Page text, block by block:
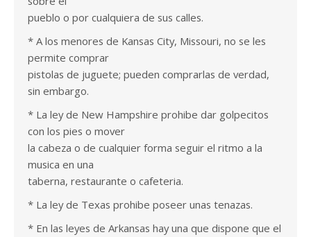
pueblo o por cualquiera de sus calles.
* A los menores de Kansas City, Missouri, no se les
permite comprar
pistolas de juguete; pueden comprarlas de verdad,
sin embargo.
* La ley de New Hampshire prohibe dar golpecitos
con los pies o mover
la cabeza o de cualquier forma seguir el ritmo a la
musica en una
taberna, restaurante o cafeteria.
* La ley de Texas prohibe poseer unas tenazas.
* En las leyes de Arkansas hay una que dispone que el